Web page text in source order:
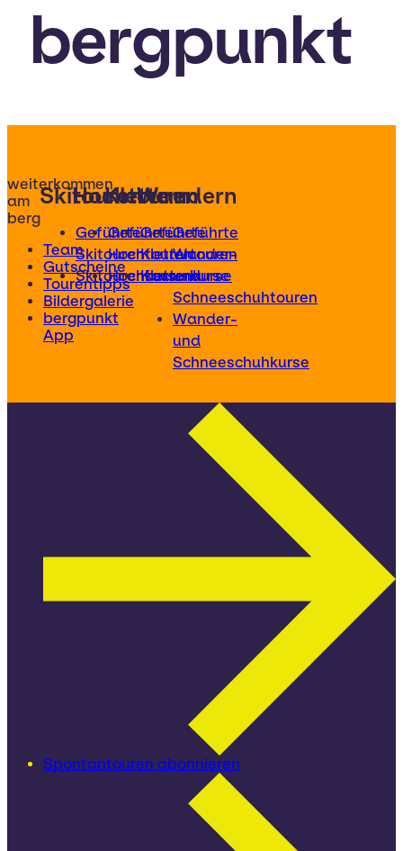
bergpunkt
weiterkommen
am
berg
Team
Gutscheine
Tourentipps
Bildergalerie
bergpunkt
App
Skitouren
Geführte
Skitouren
Skitourenkurse
Hochtouren
Geführte
Hochtouren
Hochtourenkurse
Klettern
Geführte
Klettertouren
Kletterkurse
Wandern
Geführte
Wander-
und
Schneeschuhtouren
Wander-
und
Schneeschuhkurse
Spontantouren abonnieren